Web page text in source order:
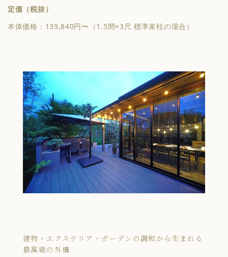
定価（税抜）
本体価格：139,840円〜（1.5間×3尺 標準束柱の場合）
建物・エクステリア・ガーデンの調和から生まれる
最高級の外構